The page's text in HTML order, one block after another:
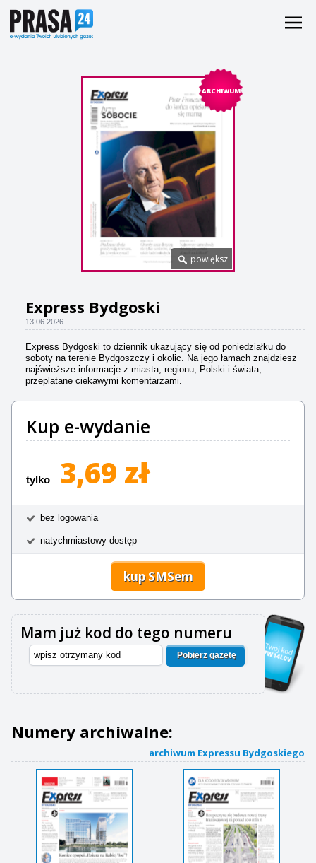
ARCHIWUM
powiększ
Express Bydgoski
13.06.2026
Express Bydgoski to dziennik ukazujący się od poniedziałku do
soboty na terenie Bydgoszczy i okolic. Na jego łamach znajdziesz
najświeższe informacje z miasta, regionu, Polski i świata,
przeplatane ciekawymi komentarzami.
Kup e-wydanie
tylko 3,69 zł
bez logowania
natychmiastowy dostęp
kup SMSem
Mam już kod do tego numeru
Pobierz gazetę
Numery archiwalne:
archiwum Expressu Bydgoskiego